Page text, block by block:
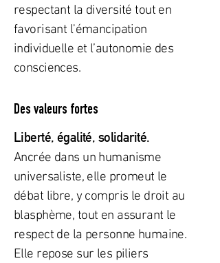
respectant la diversité tout en
favorisant l'émancipation
individuelle et l’autonomie des
consciences.
Des valeurs fortes
Liberté, égalité, solidarité.
Ancrée dans un humanisme
universaliste, elle promeut le
débat libre, y compris le droit au
blasphème, tout en assurant le
respect de la personne humaine.
Elle repose sur les piliers